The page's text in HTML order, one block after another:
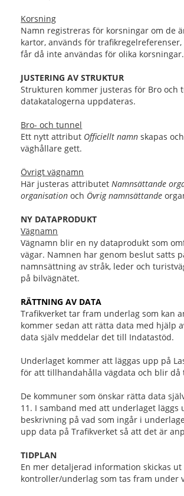
Korsning
Namn registreras för korsningar om de
kartor, används för
får då inte användas för olika korsningar.
JUSTERING AV STRUKTUR
Strukturen kommer justeras för Bro och
datakatalogerna uppdateras.
Bro- och tunnel
Ett nytt attribut Officiellt namn skapas
väghållare gett.
Övrigt vägnamn
Här justeras attributetNamnsättande
organisation och Övrig namnsättande
NY DATAPRODUKT
Vägnamn
Vägnamn blir en ny dataprodukt som
vägar. Namnen har genom beslut satts
namnsättning av stråk, leder och
på bilvägnätet.
RÄTTNING AV DATA
Trafikverket tar fram underlag som kan
kommer sedan att rätta data med hjälp
data själv meddelar det till Indatastöd.
Underlaget kommer att läggas upp på
för att tillhandahålla vägdata och blir
De kommuner som önskar rätta data
11. I samband med att underlaget
beskrivning på vad som ingår i
upp data på Trafikverket så att det är
TIDPLAN
En mer detaljerad information skickas
kontroller/underlag som tas fram under